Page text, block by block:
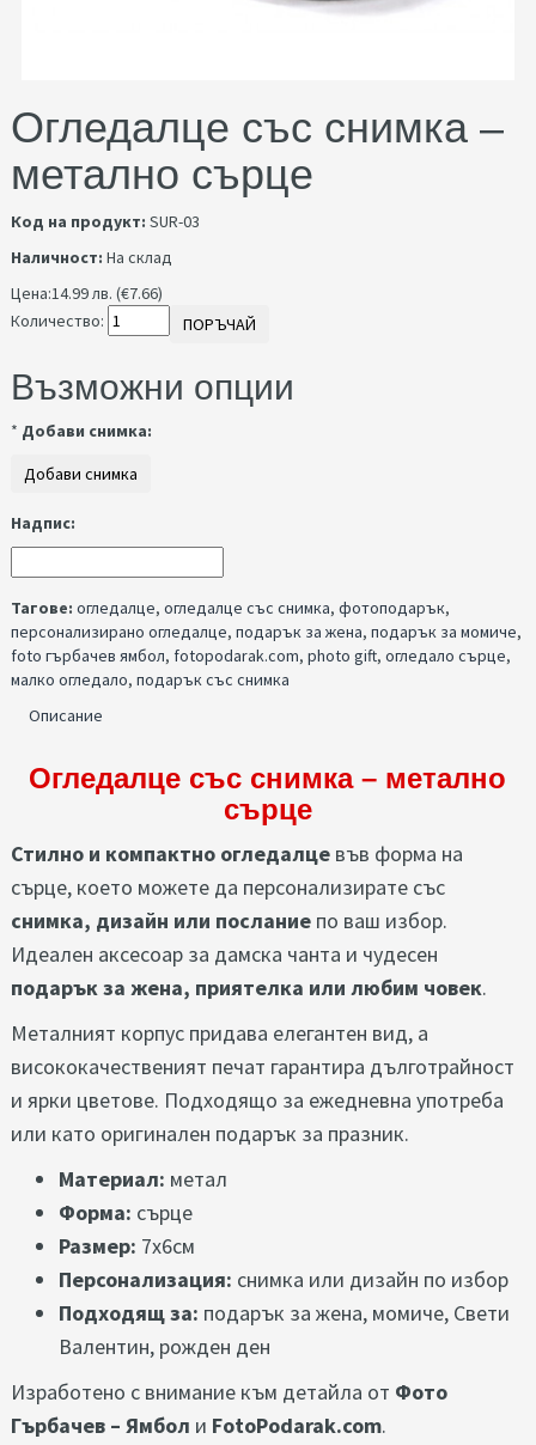
Огледалце със снимка –
метално сърце
Код на продукт: SUR-03
Наличност: На склад
Цена:14.99 лв. (€7.66)
Количество:
ПОРЪЧАЙ
Възможни опции
* Добави снимка:
Надпис:
Тагове: огледалце, огледалце със снимка, фотоподарък,
персонализирано огледалце, подарък за жена, подарък за момиче,
foto гърбачев ямбол, fotopodarak.com, photo gift, огледало сърце,
малко огледало, подарък със снимка
Описание
Огледалце със снимка – метално
сърце
Стилно и компактно огледалце във форма на
сърце, което можете да персонализирате със
снимка, дизайн или послание по ваш избор.
Идеален аксесоар за дамска чанта и чудесен
подарък за жена, приятелка или любим човек.
Металният корпус придава елегантен вид, а
висококачественият печат гарантира дълготрайност
и ярки цветове. Подходящо за ежедневна употреба
или като оригинален подарък за празник.
Материал: метал
Форма: сърце
Размер: 7х6см
Персонализация: снимка или дизайн по избор
Подходящ за: подарък за жена, момиче, Свети
Валентин, рожден ден
Изработено с внимание към детайла от Фото
Гърбачев – Ямбол и FotoPodarak.com.